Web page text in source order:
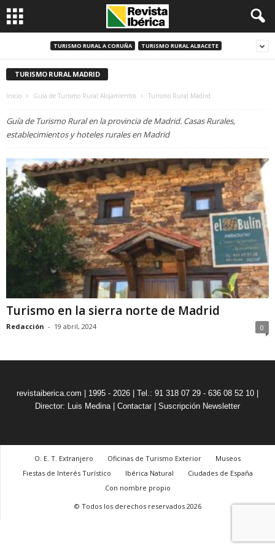
TURISMO RURAL A CORUÑA TURISMO RURAL ALBACETE
TURISMO RURAL MADRID
Inicio Guía de Turismo Rural Alojamientos Turismo Rural Madrid
Guía de Turismo Rural en la provincia de Madrid. Casas Rurales,
establecimientos y hoteles rurales en Madrid
Turismo en la sierra norte de Madrid
Redacción - 19 abril, 2024 0
revistaiberica.com | 1995 - 2026 | Tel.: 91 318 07 29 - 636 08 52 10 |
Director: Luis Medina| Contactar Suscripción Newsletter
O. E. T. Extranjero Oficinas de Turismo Exterior
Museos
Fiestas de Interés Turístico
Ibérica Natural
Ciudades de España
Con nombre propio
© Todos los derechos reservados 2026